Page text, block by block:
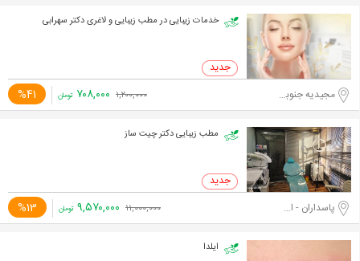
خدمات زیبایی در مطب زیبایی و لاغری دکتر سهرابی
مجیدیه جنوبی %41 ۱,۲۰۰,۰۰۰ ۷۰۸,۰۰۰ تومان
مطب زیبایی دکتر چیت ساز
پاسداران - اختیاریه جنوبی %13 ۱۱,۰۰۰,۰۰۰ ۹,۵۷۰,۰۰۰ تومان
ایلدا